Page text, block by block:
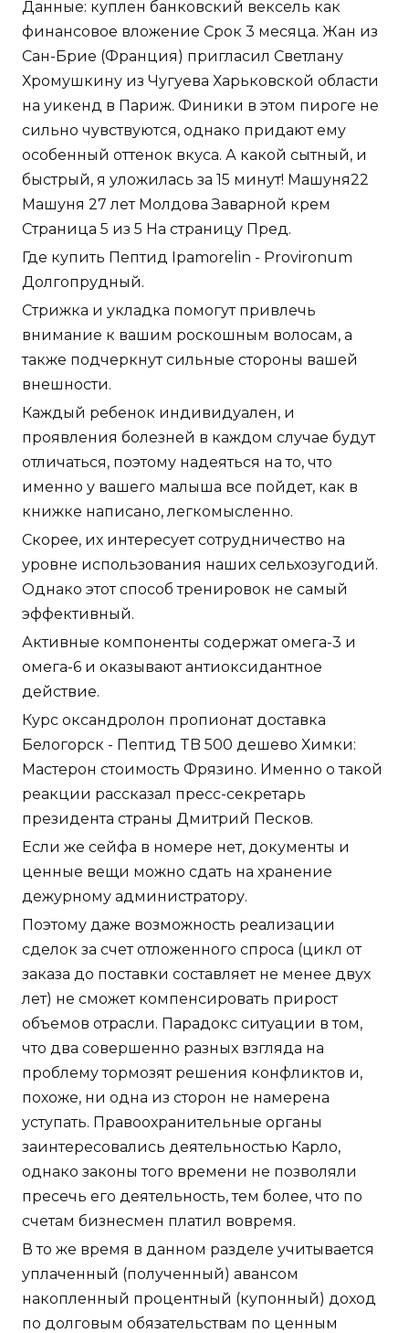
Данные: куплен банковский вексель как
финансовое вложение Срок 3 месяца. Жан из
Сан-Брие (Франция) пригласил Светлану
Хромушкину из Чугуева Харьковской области
на уикенд в Париж. Финики в этом пироге не
сильно чувствуются, однако придают ему
особенный оттенок вкуса. А какой сытный, и
быстрый, я уложилась за 15 минут! Машуня22
Машуня 27 лет Молдова Заварной крем
Страница 5 из 5 На страницу Пред.
Где купить Пептид Ipamorelin - Provironum
Долгопрудный.
Стрижка и укладка помогут привлечь
внимание к вашим роскошным волосам, а
также подчеркнут сильные стороны вашей
внешности.
Каждый ребенок индивидуален, и
проявления болезней в каждом случае будут
отличаться, поэтому надеяться на то, что
именно у вашего малыша все пойдет, как в
книжке написано, легкомысленно.
Скорее, их интересует сотрудничество на
уровне использования наших сельхозугодий.
Однако этот способ тренировок не самый
эффективный.
Активные компоненты содержат омега-3 и
омега-6 и оказывают антиоксидантное
действие.
Курс оксандролон пропионат доставка
Белогорск - Пептид TB 500 дешево Химки:
Мастерон стоимость Фрязино. Именно о такой
реакции рассказал пресс-секретарь
президента страны Дмитрий Песков.
Если же сейфа в номере нет, документы и
ценные вещи можно сдать на хранение
дежурному администратору.
Поэтому даже возможность реализации
сделок за счет отложенного спроса (цикл от
заказа до поставки составляет не менее двух
лет) не сможет компенсировать прирост
объемов отрасли. Парадокс ситуации в том,
что два совершенно разных взгляда на
проблему тормозят решения конфликтов и,
похоже, ни одна из сторон не намерена
уступать. Правоохранительные органы
заинтересовались деятельностью Карло,
однако законы того времени не позволяли
пресечь его деятельность, тем более, что по
счетам бизнесмен платил вовремя.
В то же время в данном разделе учитывается
уплаченный (полученный) авансом
накопленный процентный (купонный) доход
по долговым обязательствам по ценным